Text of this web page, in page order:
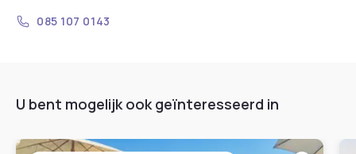
085 107 0143
U bent mogelijk ook geïnteresseerd in